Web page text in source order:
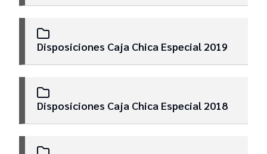
Disposiciones Caja Chica Especial 2019
Disposiciones Caja Chica Especial 2018